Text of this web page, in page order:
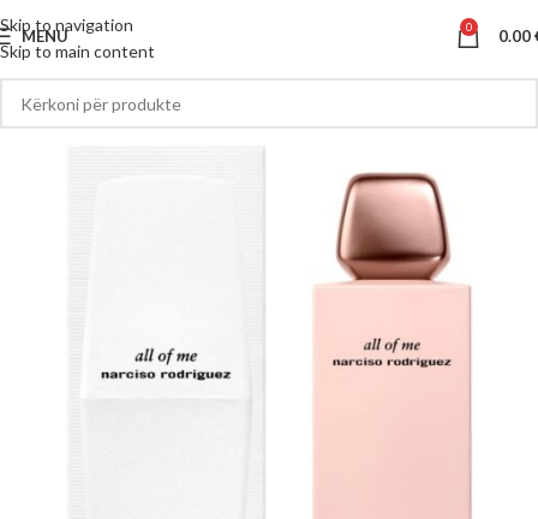
Skip to navigation
Skip to main content
MENU 0 0.00